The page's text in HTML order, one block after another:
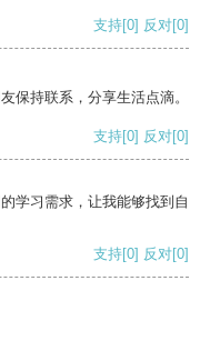
支持[0] 反对[0]
保持联系，分享生活点滴。
支持[0] 反对[0]
学习需求，让我能够找到自
支持[0] 反对[0]